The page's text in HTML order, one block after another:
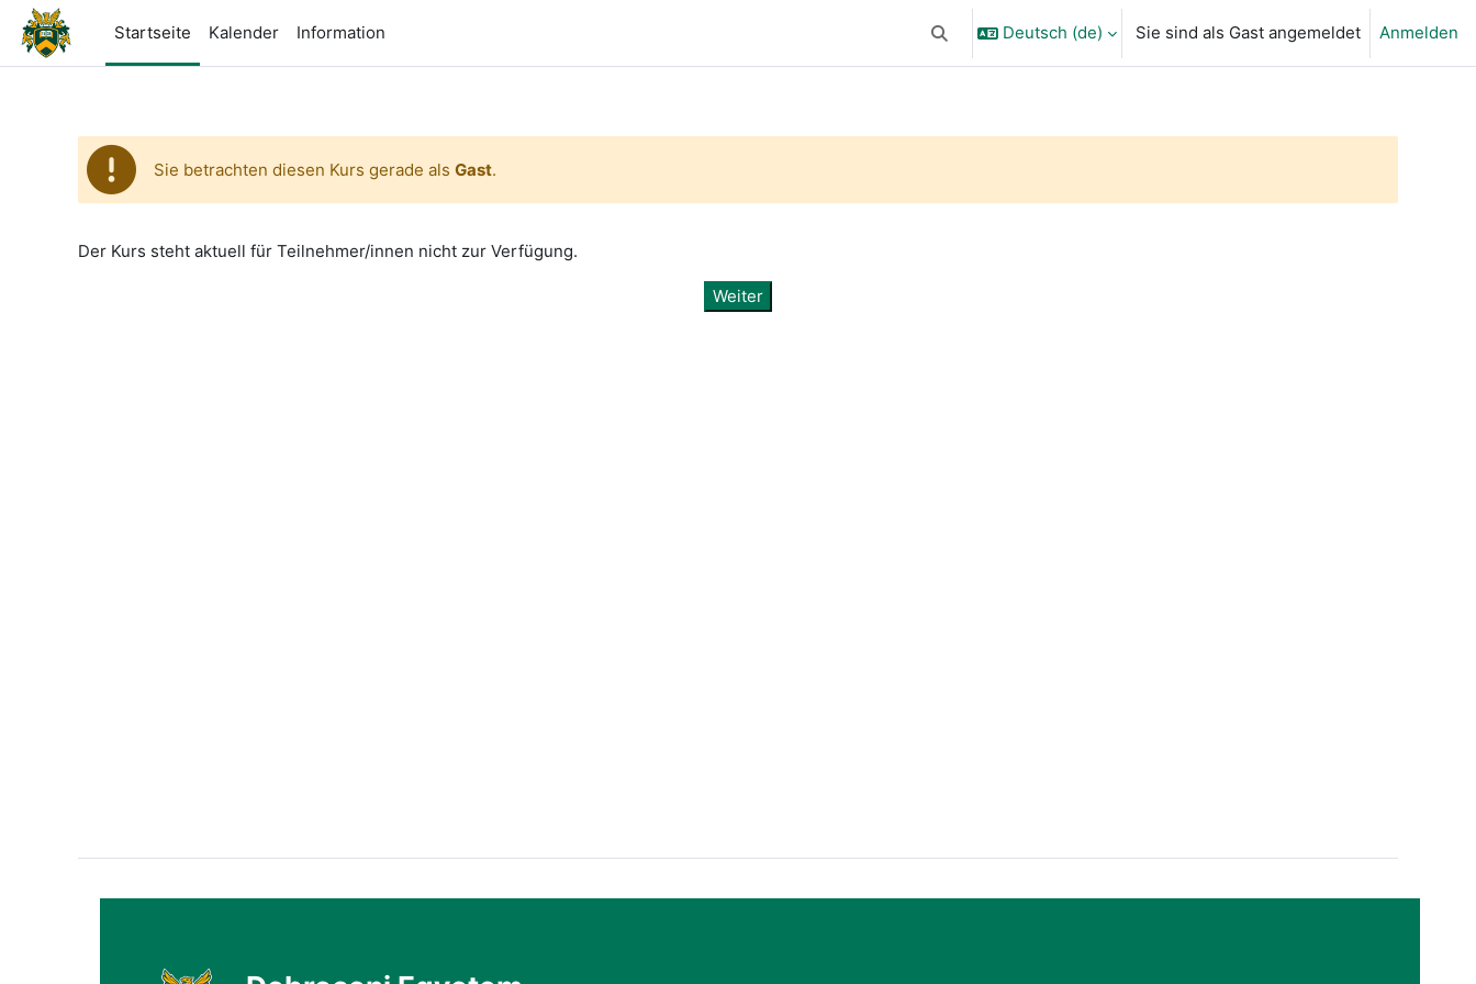
Zum Hauptinhalt
Startseite
Kalender Information Sucheingabe umschalten
Deutsch ‎(de)‎ Sie sind als Gast angemeldet Anmelden
Sie betrachten diesen Kurs gerade als Gast.
Der Kurs steht aktuell für Teilnehmer/innen nicht zur Verfügung.
Weiter